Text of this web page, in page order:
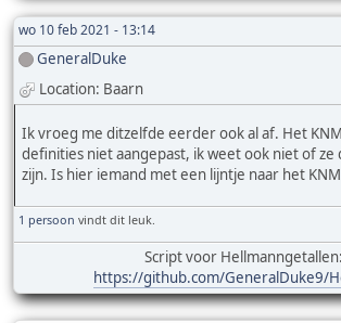
wo 10 feb 2021 - 13:14
GeneralDuke
Location: Baarn
Ik vroeg me ditzelfde eerder ook al af. Het
definities niet aangepast, ik weet ook niet of ze
zijn. Is hier iemand met een lijntje naar het
1 persoon vindt dit leuk.
Script voor Hellmanngetallen:
https://github.com/GeneralDuke9/